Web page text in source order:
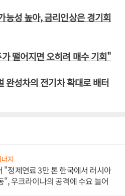
성 높아, 금리인상은 경기회
떨어지면 오히려 매수 기회"
완성차의 전기차 확대로 배터
지
"정제연료 3만 톤 한국에서 러시아
", 우크라이나의 공격에 수요 늘어